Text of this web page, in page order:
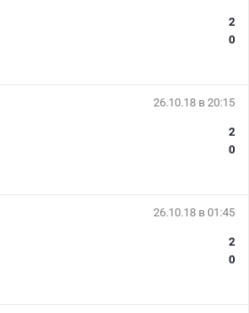
2
0
26.10.18 в 20:15
2
0
26.10.18 в 01:45
2
0